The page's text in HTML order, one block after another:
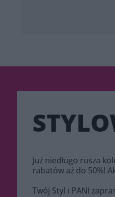
Już niedługo rusza
rabatów aż do 50%!
Twój Styl i PANI